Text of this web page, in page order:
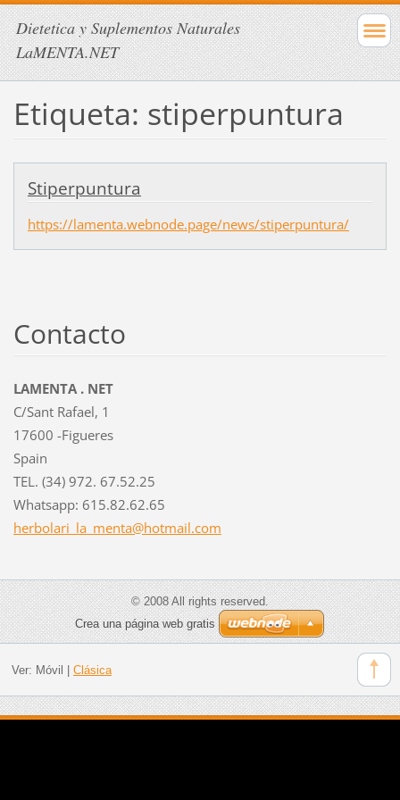
Dietetica y Suplementos Naturales
LaMENTA.NET
Etiqueta: stiperpuntura
Stiperpuntura
https://lamenta.webnode.page/news/stiperpuntura/
Contacto
LAMENTA . NET
C/Sant Rafael, 1
17600 -Figueres
Spain
TEL. (34) 972. 67.52.25
Whatsapp: 615.82.62.65
herbolari_la_menta@hotmail.com
© 2008 All rights reserved.
Crea una página web gratis
Ver: Móvil Clásica